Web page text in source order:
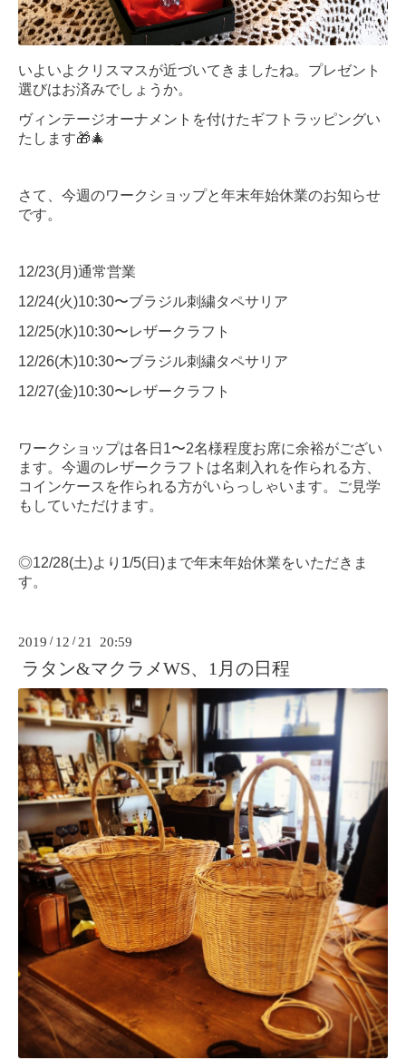
いよいよクリスマスが近づいてきましたね。プレゼント
選びはお済みでしょうか。
ヴィンテージオーナメントを付けたギフトラッピングい
たします🎁🎄
さて、今週のワークショップと年末年始休業のお知らせ
です。
12/23(月)通常営業
12/24(火)10:30〜ブラジル刺繍タペサリア
12/25(水)10:30〜レザークラフト
12/26(木)10:30〜ブラジル刺繍タペサリア
12/27(金)10:30〜レザークラフト
ワークショップは各日1〜2名様程度お席に余裕がござい
ます。今週のレザークラフトは名刺入れを作られる方、
コインケースを作られる方がいらっしゃいます。ご見学
もしていただけます。
◎12/28(土)より1/5(日)まで年末年始休業をいただきま
す。
2019 / 12 / 21 20:59
ラタン&マクラメWS、1月の日程